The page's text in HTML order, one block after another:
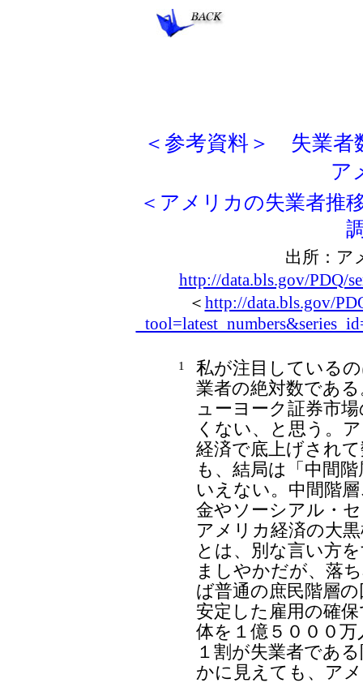
＜参考資料＞ 失業者
ア
＜アメリカの失業者推
出所：ア
http://data.bls.gov/PDQ/
＜ http://data.bls.gov/
1
私が注目している
業者の絶対数であ
ューヨーク証券市
くない、と思う。
経済で底上げされ
も、結局は「中間
いえない。中間階
金やソーシアル・
アメリカ経済の大
とは、別な言い方
ましやかだが、落
ば普通の庶民階層
安定した雇用の確
体を１億５０００
１割が失業者であ
かに見えても、ア